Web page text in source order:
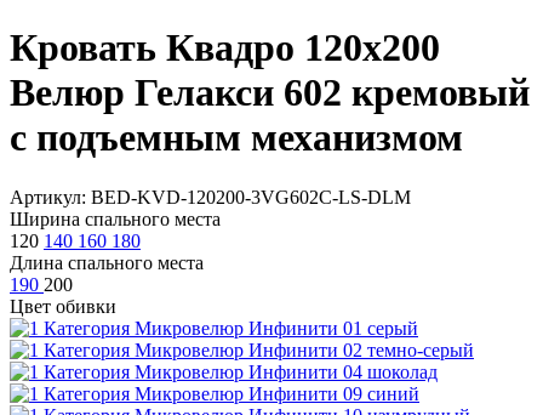
Кровать Квадро 120х200
Велюр Гелакси 602 кремовый
с подъемным механизмом
Артикул: BED-KVD-120200-3VG602C-LS-DLM
Ширина спального места
120 140 160 180
Длина спального места
190 200
Цвет обивки